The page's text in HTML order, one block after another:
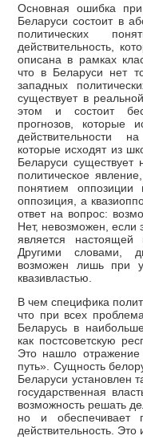
Основная ошибка
Беларуси состоит в
политических
действительность,
описана в рамках
что в Беларуси нет
западных
существует в
этом и состоит
прогнозов, которые
действительности
которые исходят из
Беларуси
политическое
понятием
оппозиция, а
ответ на вопрос:
Нет, невозможен, если
является
Другими словами,
возможен лишь при
квазивластью.
В чем специфика
что при всех
Беларусь в
как постсоветскую
Это нашло отражение
путь». Сущность
Беларуси установлен
государственная
возможность решать
но и обеспечивает
действительность.